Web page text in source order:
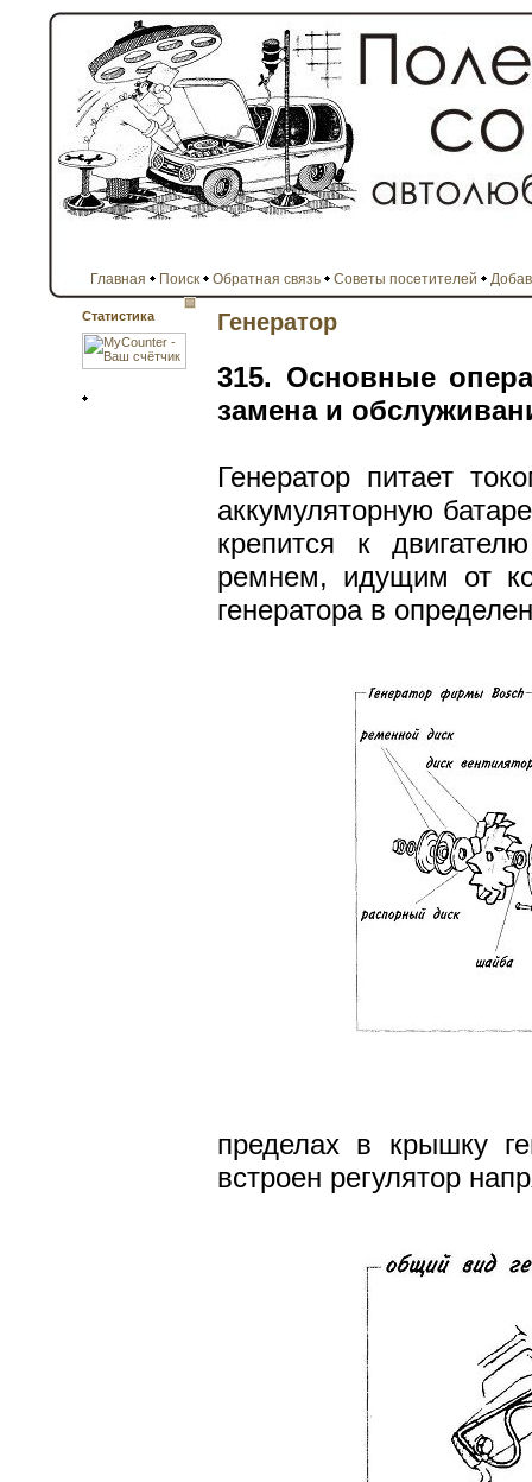
Главная Поиск Обратная связь Советы посетителей
Статистика Генератор
315. Основные
замена и
Генератор питает
аккумуляторную
крепится к
ремнем, идущим от
генератора в
пределах в крышку
встроен регулятор